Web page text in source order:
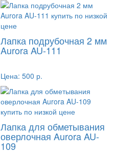
Лапка подрубочная 2 мм
Aurora AU-111
Цена: 500 р.
Лапка для обметывания
оверлочная Aurora AU-
109